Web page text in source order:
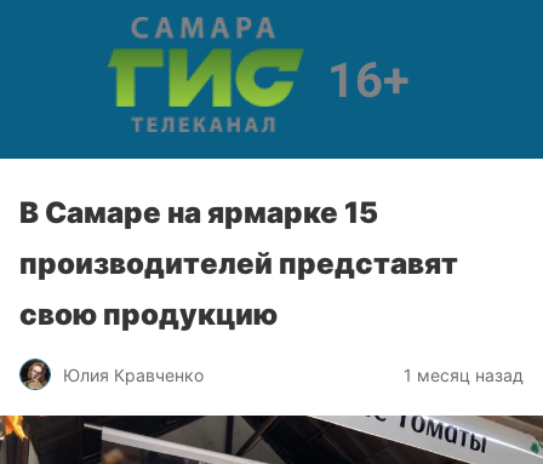
В Самаре на ярмарке 15
производителей представят
свою продукцию
Юлия Кравченко 1 месяц назад